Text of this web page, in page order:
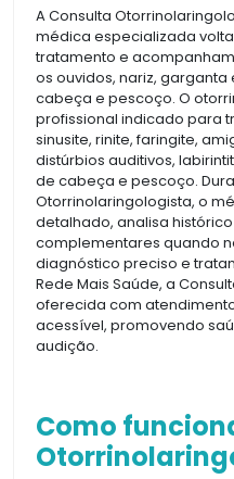
A Consulta
médica especializada
tratamento e
os ouvidos, nariz,
cabeça e pescoço. O
profissional indicado para
sinusite, rinite, faringite,
distúrbios auditivos,
de cabeça e pescoço.
Otorrinolaringologista, o
detalhado, analisa
complementares quando
diagnóstico preciso e
Rede Mais Saúde, a
oferecida com
acessível, promovendo
audição.
Como